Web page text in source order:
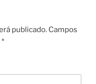
publicado. Campos
*